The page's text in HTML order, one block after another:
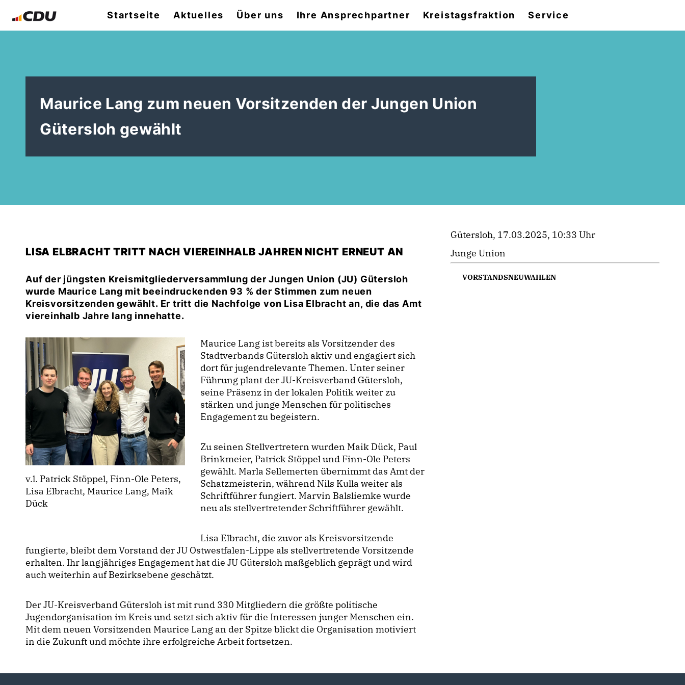
Startseite Aktuelles Über uns Ihre Ansprechpartner Kreistagsfraktion Service
Maurice Lang zum neuen Vorsitzenden der Jungen Union
Gütersloh gewählt
LISA ELBRACHT TRITT NACH VIEREINHALB JAHREN NICHT ERNEUT AN
Auf der jüngsten Kreismitgliederversammlung der Jungen Union (JU) Gütersloh
wurde Maurice Lang mit beeindruckenden 93 % der Stimmen zum neuen
Kreisvorsitzenden gewählt. Er tritt die Nachfolge von Lisa Elbracht an, die das Amt
viereinhalb Jahre lang innehatte.
v.l. Patrick Stöppel, Finn-Ole Peters,
Lisa Elbracht, Maurice Lang, Maik
Dück
Maurice Lang ist bereits als Vorsitzender des
Stadtverbands Gütersloh aktiv und engagiert sich
dort für jugendrelevante Themen. Unter seiner
Führung plant der JU-Kreisverband Gütersloh,
seine Präsenz in der lokalen Politik weiter zu
stärken und junge Menschen für politisches
Engagement zu begeistern.
Zu seinen Stellvertretern wurden Maik Dück, Paul
Brinkmeier, Patrick Stöppel und Finn-Ole Peters
gewählt. Marla Sellemerten übernimmt das Amt der
Schatzmeisterin, während Nils Kulla weiter als
Schriftführer fungiert. Marvin Balsliemke wurde
neu als stellvertretender Schriftführer gewählt.
Lisa Elbracht, die zuvor als Kreisvorsitzende
fungierte, bleibt dem Vorstand der JU Ostwestfalen-Lippe als stellvertretende Vorsitzende
erhalten. Ihr langjähriges Engagement hat die JU Gütersloh maßgeblich geprägt und wird
auch weiterhin auf Bezirksebene geschätzt.
Der JU-Kreisverband Gütersloh ist mit rund 330 Mitgliedern die größte politische
Jugendorganisation im Kreis und setzt sich aktiv für die Interessen junger Menschen ein.
Mit dem neuen Vorsitzenden Maurice Lang an der Spitze blickt die Organisation motiviert
in die Zukunft und möchte ihre erfolgreiche Arbeit fortsetzen.
Gütersloh, 17.03.2025, 10:33 Uhr
Junge Union
VORSTANDSNEUWAHLEN